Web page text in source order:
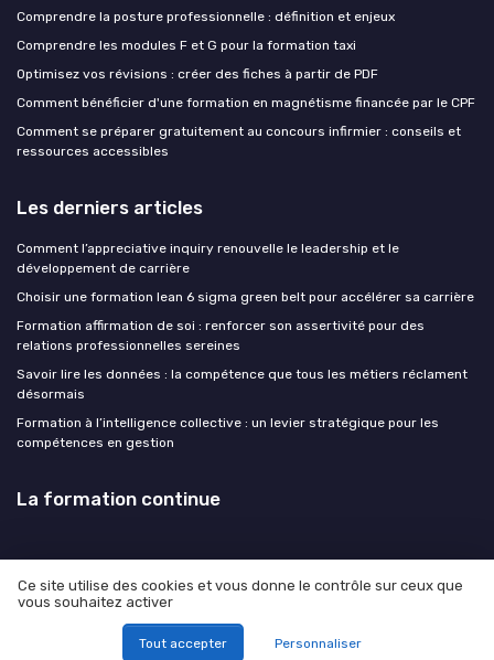
Comprendre la posture professionnelle : définition et enjeux
Comprendre les modules F et G pour la formation taxi
Optimisez vos révisions : créer des fiches à partir de PDF
Comment bénéficier d'une formation en magnétisme financée par le CPF
Comment se préparer gratuitement au concours infirmier : conseils et
ressources accessibles
Les derniers articles
Comment l’appreciative inquiry renouvelle le leadership et le
développement de carrière
Choisir une formation lean 6 sigma green belt pour accélérer sa carrière
Formation affirmation de soi : renforcer son assertivité pour des
relations professionnelles sereines
Savoir lire les données : la compétence que tous les métiers réclament
désormais
Formation à l’intelligence collective : un levier stratégique pour les
compétences en gestion
La formation continue
Mentions légales
© La formation continue 2026
Ce site utilise des cookies et vous donne le contrôle sur ceux que
vous souhaitez activer
Tout accepter Personnaliser